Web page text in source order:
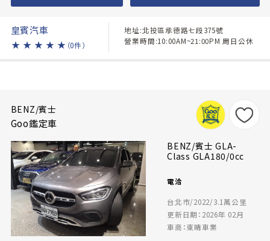
皇賓汽車
★ ★ ★ ★ ★ （0件）
地址:北投區承德路七段375號
營業時間:10:00AM~21:00PM 周日公休
BENZ/賓士
Goo鑑定車
BENZ/賓士 GLA-
Class GLA180/0cc
電洽
台北市/2022/3.1萬公里
更新日期：2026年 02月
車商：東晴車業